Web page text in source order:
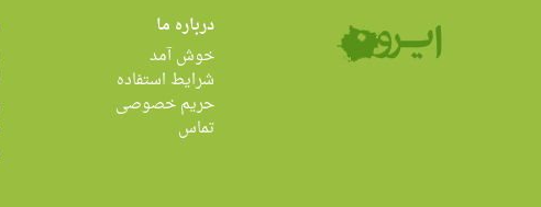
درباره ما
خوش آمد
شرایط استفاده
حریم خصوصی
تماس